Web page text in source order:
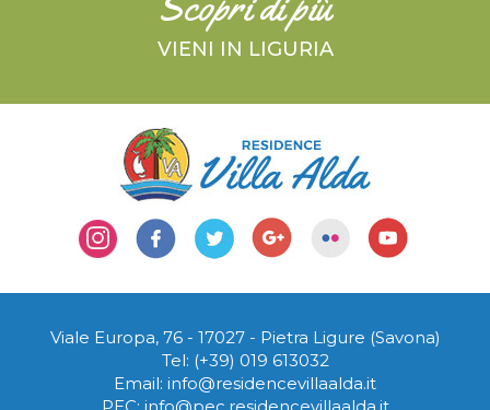
VIENI IN LIGURIA
Viale Europa, 76 - 17027- Pietra Ligure (Savona)
Tel: (+39) 019 613032
Email: info@residencevillaalda.it